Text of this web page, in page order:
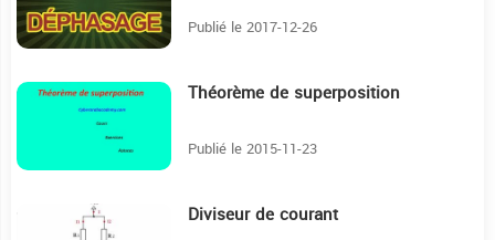
Publié le 2017-12-26
7:26 Théorème de superposition
Publié le 2015-11-23
Diviseur de courant